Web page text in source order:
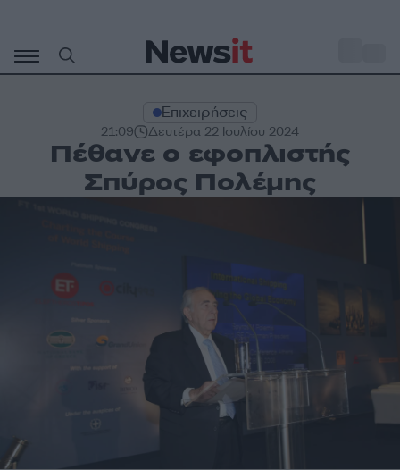
περιεχόμενο
Επιχειρήσεις
21:09 Δευτέρα 22 Ιουλίου 2024
Πέθανε ο εφοπλιστής
Σπύρος Πολέμης